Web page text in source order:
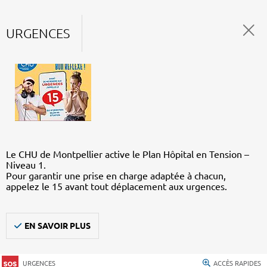
URGENCES
Le CHU de Montpellier active le Plan Hôpital en Tension –
Niveau 1.
Pour garantir une prise en charge adaptée à chacun,
appelez le 15 avant tout déplacement aux urgences.
EN SAVOIR PLUS
URGENCES ACCÈS RAPIDES